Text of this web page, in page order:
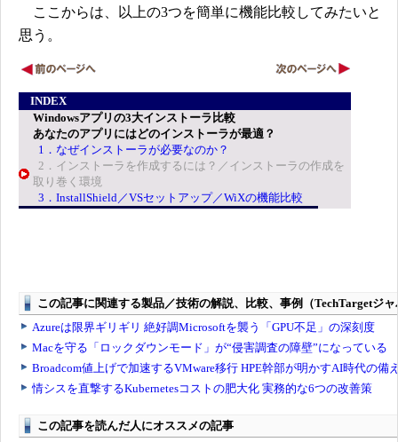
ここからは、以上の3つを簡単に機能比較してみたいと
思う。
INDEX
Windowsアプリの3大インストーラ比較
あなたのアプリにはどのインストーラが最適？
1．なぜインストーラが必要なのか？
2．インストーラを作成するには？／インストーラの作成を
取り巻く環境
3．InstallShield／VSセットアップ／WiXの機能比較